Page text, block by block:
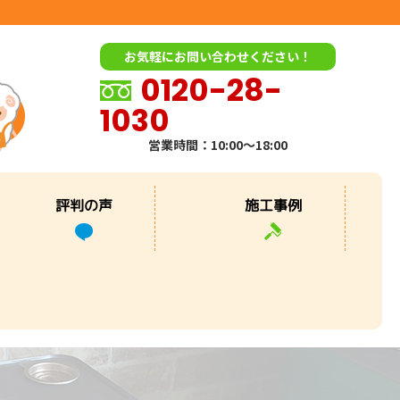
お気軽にお問い合わせください！
0120-28-
1030
営業時間：10:00～18:00
評判の声 施工事例